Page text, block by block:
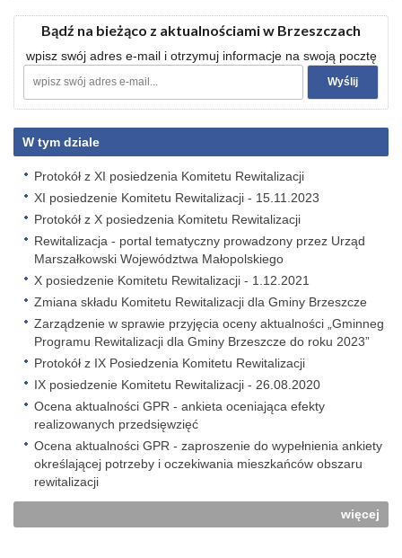
Bądź na bieżąco z aktualnościami w Brzeszczach
wpisz swój adres e-mail i otrzymuj informacje na swoją pocztę
W tym dziale
Protokół z XI posiedzenia Komitetu Rewitalizacji
XI posiedzenie Komitetu Rewitalizacji - 15.11.2023
Protokół z X posiedzenia Komitetu Rewitalizacji
Rewitalizacja - portal tematyczny prowadzony przez Urząd
Marszałkowski Województwa Małopolskiego
X posiedzenie Komitetu Rewitalizacji - 1.12.2021
Zmiana składu Komitetu Rewitalizacji dla Gminy Brzeszcze
Zarządzenie w sprawie przyjęcia oceny aktualności „Gminneg
Programu Rewitalizacji dla Gminy Brzeszcze do roku 2023”
Protokół z IX Posiedzenia Komitetu Rewitalizacji
IX posiedzenie Komitetu Rewitalizacji - 26.08.2020
Ocena aktualności GPR - ankieta oceniająca efekty
realizowanych przedsięwzięć
Ocena aktualności GPR - zaproszenie do wypełnienia ankiety
określającej potrzeby i oczekiwania mieszkańców obszaru
rewitalizacji
więcej